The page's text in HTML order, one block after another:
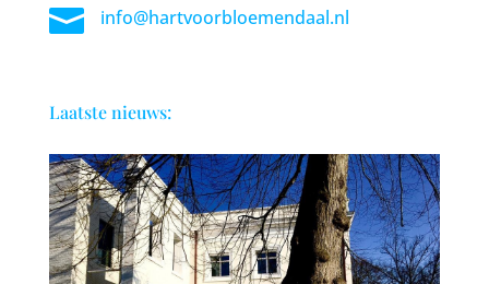
 info@hartvoorbloemendaal.nl
Laatste nieuws: